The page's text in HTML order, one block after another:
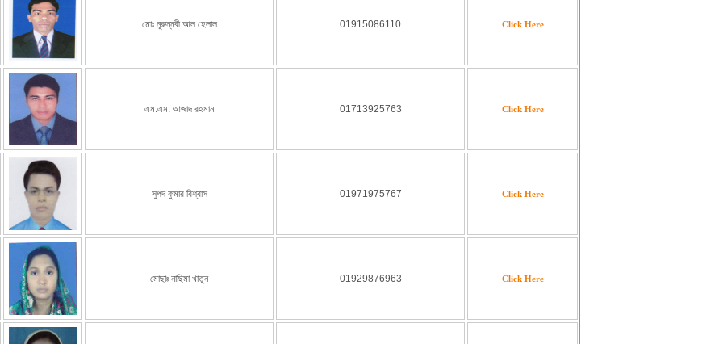
মোঃ নূরুন্নবী আল হেলাল 01915086110 Click Here
এম.এম. আজাদ রহমান 01713925763 Click Here
সুপদ কুমার বিশ্বাস 01971975767 Click Here
মোছাঃ নাছিমা খাতুন 01929876963 Click Here